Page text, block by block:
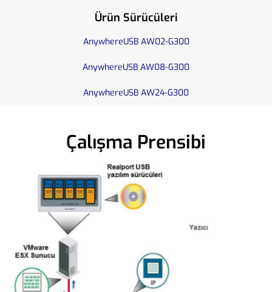
Ürün Sürücüleri
AnywhereUSB AW02-G300
AnywhereUSB AW08-G300
AnywhereUSB AW24-G300
Çalışma Prensibi